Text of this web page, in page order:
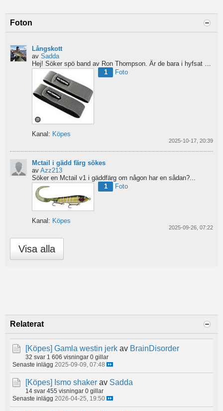
Foton
Långskott
av Sadda
Hej! Söker spö band av Ron Thompson. Är de bara i hyfsat skick så köper jag gärna ett par....
1
Foto
Kanal: Köpes
2025-10-17, 20:39
Mctail i gädd färg sökes
av Azz213
Söker en Mctail v1 i gäddfärg om någon har en sådan?...
1
Foto
Kanal: Köpes
2025-09-26, 07:22
Visa alla
Relaterat
[Köpes] Gamla westin jerk av BrainDisorder
32 svar 1 606 visningar 0 gillar
Senaste inlägg 2025-09-09, 07:48
[Köpes] Ismo shaker av Sadda
14 svar 455 visningar 0 gillar
Senaste inlägg 2026-04-25, 19:50